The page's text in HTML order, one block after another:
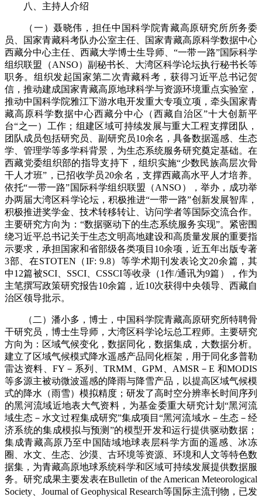
八、主持人介绍
（一）聂晓伟，担任中国科学院青藏高原研究所所务委
员、国家青藏科考队办公室主任、国家青藏高原科学数据中心
西藏分中心主任、西藏大学博士生导师、“一带一路”国际科学
组织联盟（ANSO）副秘书长、大湾区科学论坛执行秘书长等
职务。组织发起国家第二次青藏科考，获得习近平总书记贺
信，推动建成国家青藏高原地球科学与资源环境重点实验室，
推动中国科学院雅江下游水电开发重大专项立项，牵头国家青
藏高原科学数据中心西藏分中心（西藏自治区”十大创新平
台“之一）工作；组建区域可持续发展与重大工程支撑团队，
团队成员包括研究员、副研究员10余名，具备数据遥感、生态
学、管理学等多学科背景，为生态系统服务研究奠定基础。在
西藏党委组织部的指导支持下，组织实施“少数民族高层次骨
干人才班”，已招收学员20余名，支撑西藏高水平人才培养。
依托“一带一路”国际科学组织联盟（ANSO），举办，成功举
办两届大湾区科学论坛，积极推进“一带一路”创新发展智库，
积极推进奖学金、技术转移转让、访问学者等国际交流合作。
主要研究方向为：“数据驱动下的生态系统服务实现”。紧密围
绕习近平总书记关于生态文明高地建设和高质量发展的重要指
示要求，承担国家和省部级各类项目10余项，近五年出版专著
3部、在STOTEN（IF: 9.8）等学术期刊发表论文20余篇，其
中12篇被SCI、SSCI、CSSCI等收录（1作/通讯为9篇），作为
主笔撰写政策研究报告10余篇，近10次获得中央领导、西藏自
治区领导批示。
（二）潘小多，博士，中国科学院青藏高原研究所特聘骨
干研究员，博士生导师，大湾区科学论坛总工程师。主要研究
方向为：区域气候变化，数据同化，数据集成，大数据分析。
建立了区域气候模式降水遥感产品同化框架，用于同化多普勒
雷达资料、FY－系列、TRMM、GPM、AMSR－E 和MODIS
等多源主被动微波遥感的降雨与降雪产品，以提高区域气候模
式的降水（雨雪）模拟精度；研发了高时空分辨率长时间序列
的黑河流域近地表大气资料，为基金委重大研究计划“黑河流
域生态－水文过程集成研究”集成项目“黑河流域水－生态－经
济系统的集成模拟与预测”的模型开发和运行提供驱动数据；
集成青藏高原乃至中国陆域地球表层科学方面的遥感、冰冻
圈、水文、生态、沙漠、古环境等资源、环境和人文等特色数
据集，为青藏高原地球系统科学和区域可持续发展提供数据服
务。研究成果主要发表在Bulletin of the American Meteorological
Society、Journal of Geophysical Research等国际主流刊物，已发